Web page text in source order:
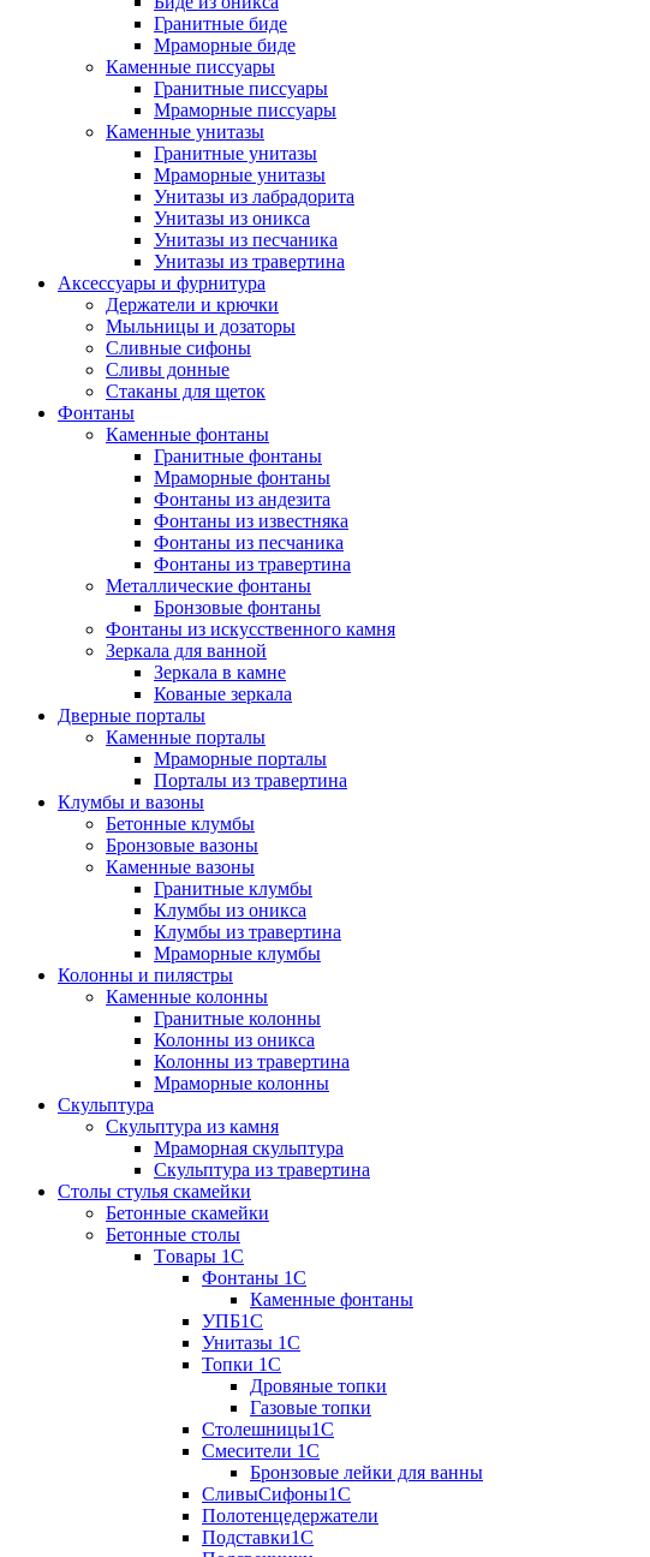
Гранитные биде
Мраморные биде
Каменные писсуары
Гранитные писсуары
Мраморные писсуары
Каменные унитазы
Гранитные унитазы
Мраморные унитазы
Унитазы из лабрадорита
Унитазы из оникса
Унитазы из песчаника
Унитазы из травертина
Аксессуары и фурнитура
Держатели и крючки
Мыльницы и дозаторы
Сливные сифоны
Сливы донные
Стаканы для щеток
Фонтаны
Каменные фонтаны
Гранитные фонтаны
Мраморные фонтаны
Фонтаны из андезита
Фонтаны из известняка
Фонтаны из песчаника
Фонтаны из травертина
Металлические фонтаны
Бронзовые фонтаны
Фонтаны из искусственного камня
Зеркала для ванной
Зеркала в камне
Кованые зеркала
Дверные порталы
Каменные порталы
Мраморные порталы
Порталы из травертина
Клумбы и вазоны
Бетонные клумбы
Бронзовые вазоны
Каменные вазоны
Гранитные клумбы
Клумбы из оникса
Клумбы из травертина
Мраморные клумбы
Колонны и пилястры
Каменные колонны
Гранитные колонны
Колонны из оникса
Колонны из травертина
Мраморные колонны
Скульптура
Скульптура из камня
Мраморная скульптура
Скульптура из травертина
Столы стулья скамейки
Бетонные скамейки
Бетонные столы
Tовары 1C
Фонтаны 1C
Каменные фонтаны
УПБ1С
Унитазы 1С
Топки 1С
Дровяные топки
Газовые топки
Столешницы1С
Смесители 1С
Бронзовые лейки для ванны
СливыСифоны1С
Полотенцедержатели
Подставки1С